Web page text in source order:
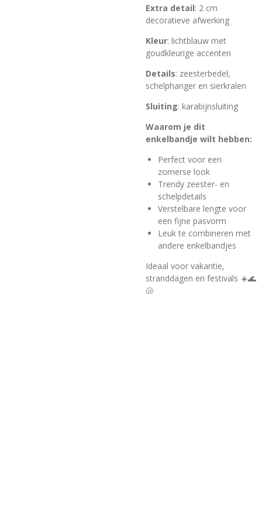
Extra detail: 2 cm
decoratieve afwerking
Kleur: lichtblauw met
goudkleurige accenten
Details: zeesterbedel,
schelphanger en sierkralen
Sluiting: karabijnsluiting
Waarom je dit
enkelbandje wilt hebben:
Perfect voor een
zomerse look
Trendy zeester- en
schelpdetails
Verstelbare lengte voor
een fijne pasvorm
Leuk te combineren met
andere enkelbandjes
Ideaal voor vakantie,
stranddagen en festivals ☀️🌊
🐚